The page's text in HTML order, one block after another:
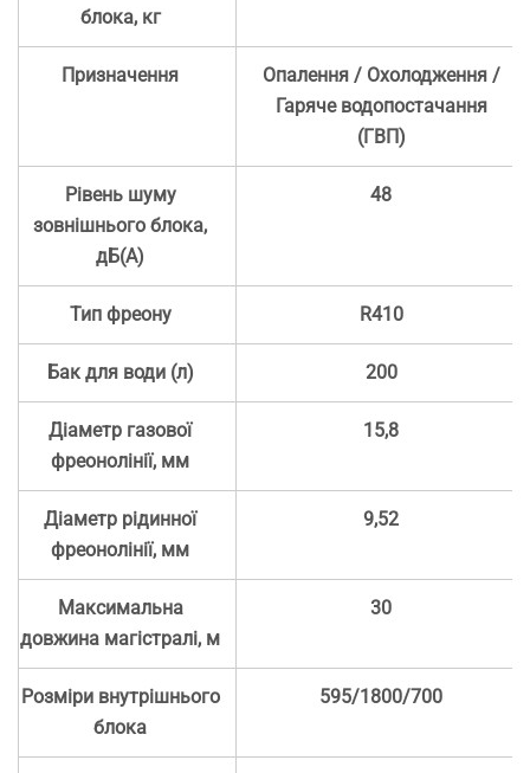
блока, кг
Призначення
Опалення / Охолодження /
Гаряче водопостачання
(ГВП)
Рівень шуму
зовнішнього блока,
дБ(А)
48
Тип фреону R410
Бак для води (л) 200
Діаметр газової
фреонолінії, мм
15,8
Діаметр рідинної
фреонолінії, мм
9,52
Максимальна
довжина магістралі, м
30
Розміри внутрішнього
блока
595/1800/700